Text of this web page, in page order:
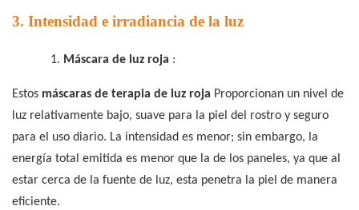
3. Intensidad e irradiancia de la luz
1. Máscara de luz roja :
Estos máscaras de terapia de luz roja Proporcionan un nivel de
luz relativamente bajo, suave para la piel del rostro y seguro
para el uso diario. La intensidad es menor; sin embargo, la
energía total emitida es menor que la de los paneles, ya que al
estar cerca de la fuente de luz, esta penetra la piel de manera
eficiente.